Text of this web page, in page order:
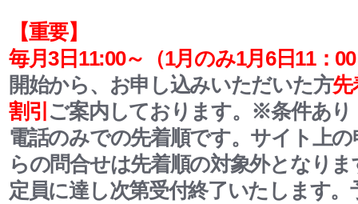
【重要】
毎月3日11:00～ （1月のみ1月6日11：
開始から、お申し込みいただいた方先
割引 ご案内しております。 ※条件あり
電話のみでの先着順です。サイト上
らの問合せは先着順の対象外となりま
定員に達し次第受付終了いたします